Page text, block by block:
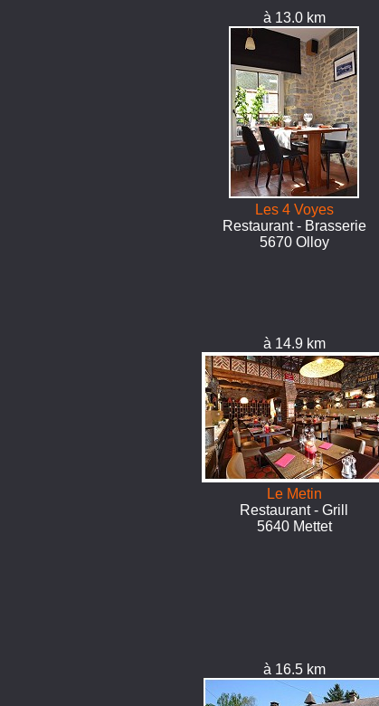
à 13.0 km
Les 4 Voyes
Restaurant - Brasserie
5670 Olloy
à 14.9 km
Le Metin
Restaurant - Grill
5640 Mettet
à 16.5 km